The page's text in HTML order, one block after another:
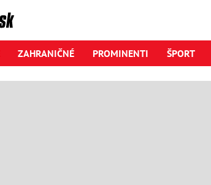
ZAHRANIČNÉ PROMINENTI ŠPORT